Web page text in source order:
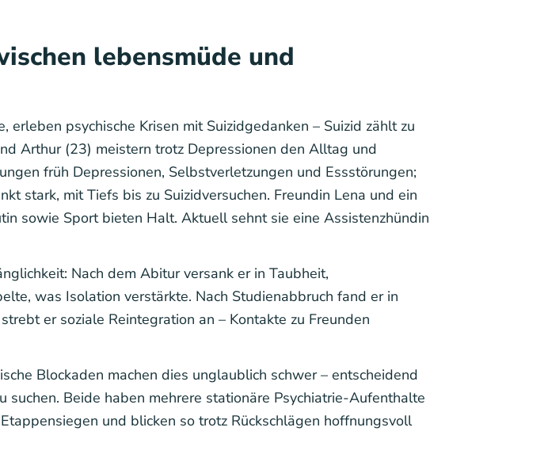
lebensmüde und
psychische Krisen mit Suizidgedanken – Suizid zählt zu
Arthur (23) meistern trotz Depressionen den Alltag und
früh Depressionen, Selbstverletzungen und Essstörungen;
stark, mit Tiefs bis zu Suizidversuchen. Freundin Lena und ein
sowie Sport bieten Halt. Aktuell sehnt sie eine Assistenzhündin
Nach dem Abitur versank er in Taubheit,
was Isolation verstärkte. Nach Studienabbruch fand er in
er soziale Reintegration an – Kontakte zu Freunden
Blockaden machen dies unglaublich schwer – entscheidend
Beide haben mehrere stationäre Psychiatrie-Aufenthalte
und blicken so trotz Rückschlägen hoffnungsvoll